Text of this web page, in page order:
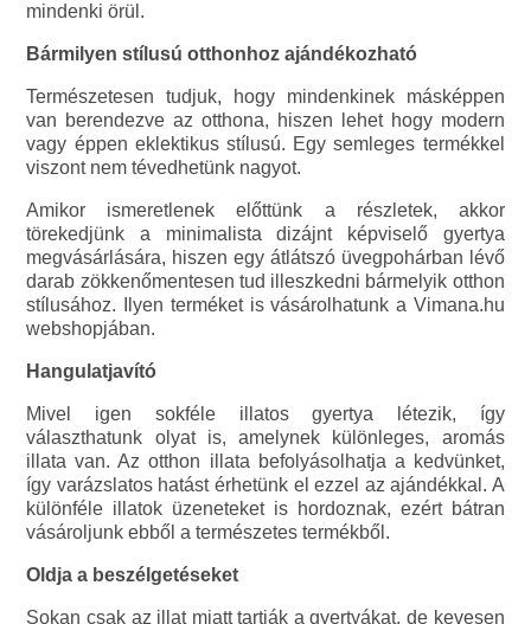
mindenki örül.
Bármilyen stílusú otthonhoz ajándékozható
Természetesen tudjuk, hogy mindenkinek másképpen
van berendezve az otthona, hiszen lehet hogy modern
vagy éppen eklektikus stílusú. Egy semleges termékkel
viszont nem tévedhetünk nagyot.
Amikor ismeretlenek előttünk a részletek, akkor
törekedjünk a minimalista dizájnt képviselő gyertya
megvásárlására, hiszen egy átlátszó üvegpohárban lévő
darab zökkenőmentesen tud illeszkedni bármelyik otthon
stílusához. Ilyen terméket is vásárolhatunk a Vimana.hu
webshopjában.
Hangulatjavító
Mivel igen sokféle illatos gyertya létezik, így
választhatunk olyat is, amelynek különleges, aromás
illata van. Az otthon illata befolyásolhatja a kedvünket,
így varázslatos hatást érhetünk el ezzel az ajándékkal. A
különféle illatok üzeneteket is hordoznak, ezért bátran
vásároljunk ebből a természetes termékből.
Oldja a beszélgetéseket
Sokan csak az illat miatt tartják a gyertyákat, de kevesen